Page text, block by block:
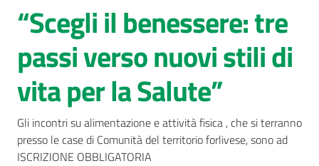
Azienda
Servizi
Luoghi
di
cura
Salta al contenuto
“Scegli il benessere: tre
passi verso nuovi stili di
vita per la Salute”
Gli incontri su alimentazione e attività fisica , che si terranno
presso le case di Comunità del territorio forlivese, sono ad
ISCRIZIONE OBBLIGATORIA